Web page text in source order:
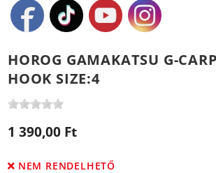
HOROG GAMAKATSU G-
HOOK SIZE:4
1 390,00 Ft
NEM RENDELHETŐ